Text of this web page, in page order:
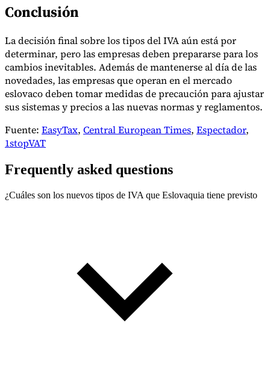
Conclusión
La decisión final sobre los tipos del IVA aún está por
determinar, pero las empresas deben prepararse para los
cambios inevitables. Además de mantenerse al día de las
novedades, las empresas que operan en el mercado
eslovaco deben tomar medidas de precaución para ajustar
sus sistemas y precios a las nuevas normas y reglamentos.
Fuente: EasyTax, Central European Times, Espectador,
1stopVAT
Frequently asked questions
¿Cuáles son los nuevos tipos de IVA que Eslovaquia tiene previsto